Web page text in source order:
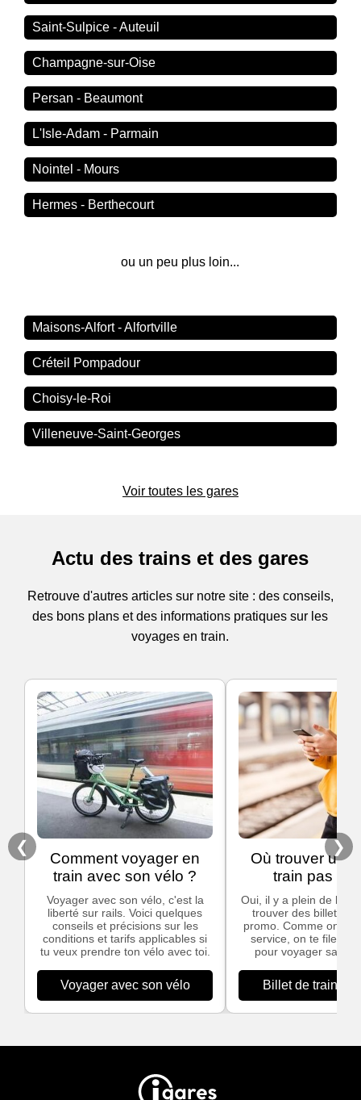
Saint-Sulpice - Auteuil
Champagne-sur-Oise
Persan - Beaumont
L'Isle-Adam - Parmain
Nointel - Mours
Hermes - Berthecourt
ou un peu plus loin...
Maisons-Alfort - Alfortville
Créteil Pompadour
Choisy-le-Roi
Villeneuve-Saint-Georges
Voir toutes les gares
Actu des trains et des gares
Retrouve d'autres articles sur notre site : des conseils,
des bons plans et des informations pratiques sur les
voyages en train.
❮
Comment voyager en
train avec son vélo ?
Voyager avec son vélo, c'est la
liberté sur rails. Voici quelques
conseils et précisions sur les
conditions et tarifs applicables si
tu veux prendre ton vélo avec toi.
Voyager avec son vélo
Où trouver un
train pas
Oui, il y a plein de bon
trouver des billets
promo. Comme on
service, on te file nos
pour voyager sans
Billet de train
❯